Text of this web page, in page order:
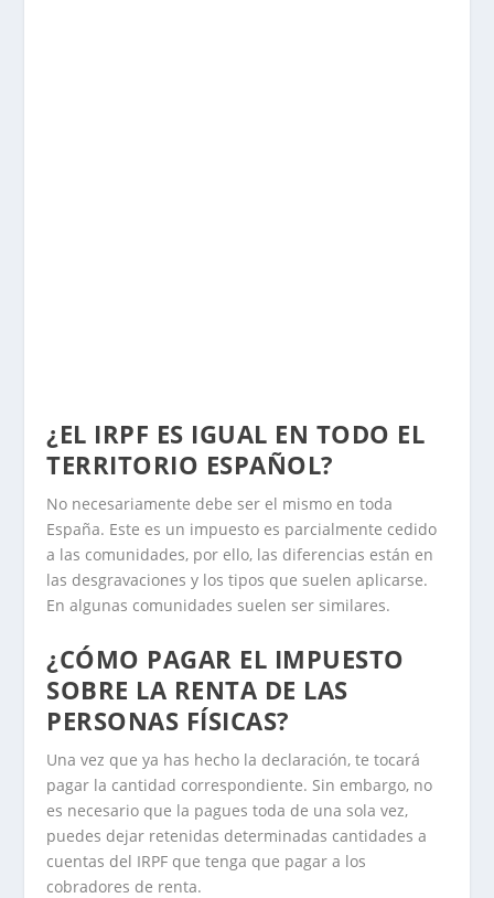
¿EL IRPF ES IGUAL EN TODO EL
TERRITORIO ESPAÑOL?
No necesariamente debe ser el mismo en toda
España. Este es un impuesto es parcialmente cedido
a las comunidades, por ello, las diferencias están en
las desgravaciones y los tipos que suelen aplicarse.
En algunas comunidades suelen ser similares.
¿CÓMO PAGAR EL IMPUESTO
SOBRE LA RENTA DE LAS
PERSONAS FÍSICAS?
Una vez que ya has hecho la declaración, te tocará
pagar la cantidad correspondiente. Sin embargo, no
es necesario que la pagues toda de una sola vez,
puedes dejar retenidas determinadas cantidades a
cuentas del IRPF que tenga que pagar a los
cobradores de renta.